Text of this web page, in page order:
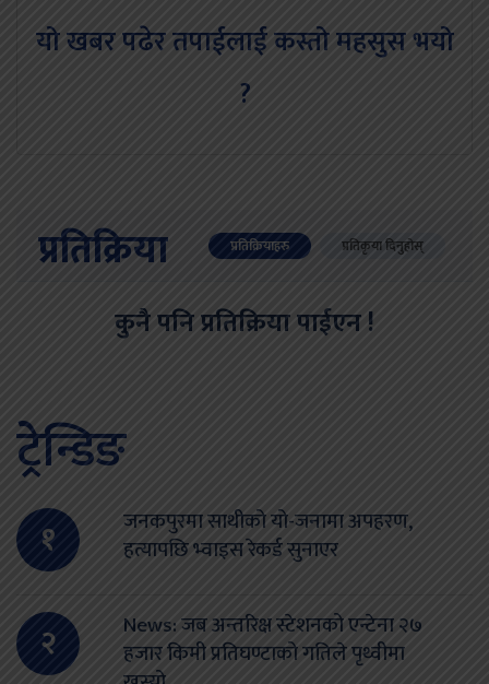
यो खबर पढेर तपाईलाई कस्तो महसुस भयो
?
प्रतिक्रिया प्रतिक्रियाहरु प्रतिकृया दिनुहोस्
कुनै पनि प्रतिक्रिया पाईएन !
ट्रेन्डिङ
१
जनकपुरमा साथीको यो-जनामा अपहरण,
हत्यापछि भ्वाइस रेकर्ड सुनाएर
२
News: जब अन्तरिक्ष स्टेशनको एन्टेना २७
हजार किमी प्रतिघण्टाको गतिले पृथ्वीमा